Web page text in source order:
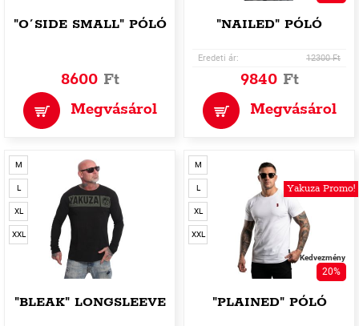
"O´SIDE SMALL" PÓLÓ
8600 Ft
Megvásárol
"NAILED" PÓLÓ
Eredeti ár: 12300 Ft
9840 Ft
Megvásárol
M
L
XL
XXL
"BLEAK" LONGSLEEVE
Yakuza Promo!
M
L
XL
XXL
Kedvezmény
20%
"PLAINED" PÓLÓ